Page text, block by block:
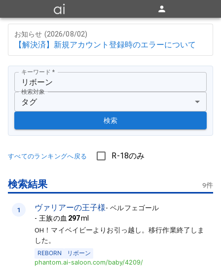
お知らせ (2026/08/02)
【解決済】新規アカウント登録時のエラーについて
キーワード *
検索対象
タグ
検索
すべてのランキングへ戻る R-18のみ
検索結果 9件
1 ヴァリアーの王子様-ベルフェゴール
-王族の血 297ml
OH！マイベイビーよりお引っ越し。移行作業終了しま
した。
REBORN
リボーン
phantom.ai-saloon.com/baby/4209/